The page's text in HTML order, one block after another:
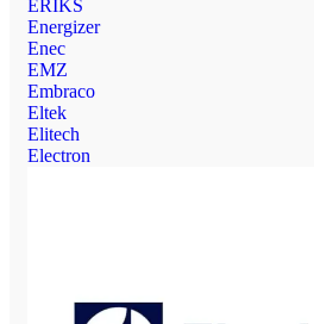
ERIKS
Energizer
Enec
EMZ
Embraco
Eltek
Elitech
Electron